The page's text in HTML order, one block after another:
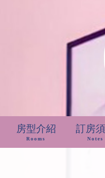
房型介紹
Rooms
訂房
Notes